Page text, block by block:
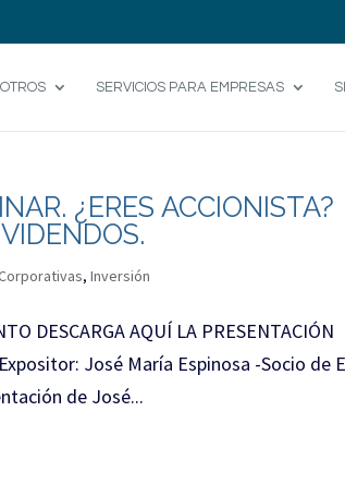
SERVICIOS PARA EMPRESAS
¿ERES ACCIONISTA?
,Inversión
DESCARGA AQUÍ LA
José María Espinosa -Socio de
de José...